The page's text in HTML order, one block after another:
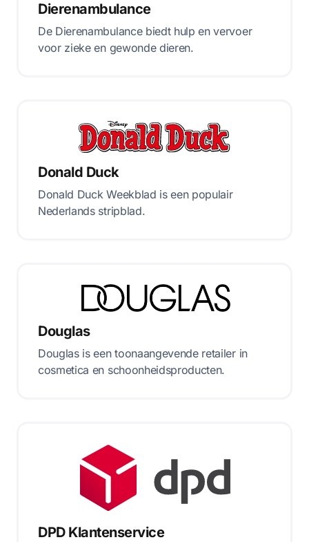
Dierenambulance
De Dierenambulance biedt hulp en vervoer
voor zieke en gewonde dieren.
Donald Duck
Donald Duck Weekblad is een populair
Nederlands stripblad.
Douglas
Douglas is een toonaangevende retailer in
cosmetica en schoonheidsproducten.
DPD Klantenservice